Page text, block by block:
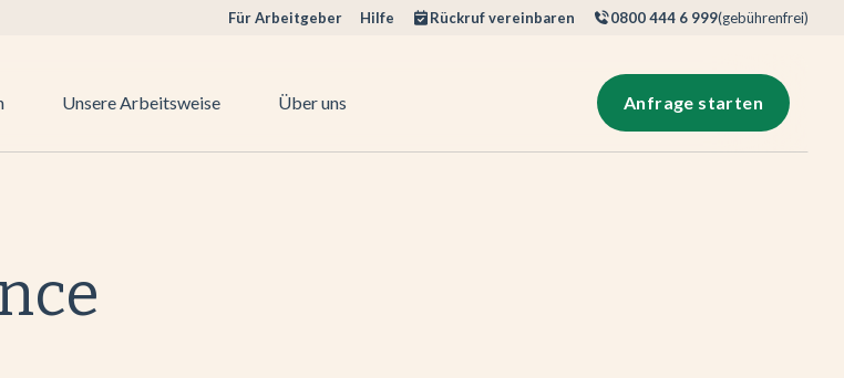
Für Arbeitgeber Hilfe Rückruf vereinbaren 0800 444 6 999(gebührenfrei)
Unsere Arbeitsweise Über uns Anfrage starten